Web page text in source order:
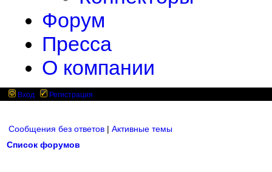
Форум
Пресса
О компании
Вход Регистрация
Сообщения без ответов | Активные темы
Список форумов